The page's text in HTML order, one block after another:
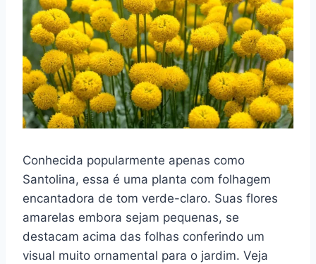
Conhecida popularmente apenas como
Santolina, essa é uma planta com folhagem
encantadora de tom verde-claro. Suas flores
amarelas embora sejam pequenas, se
destacam acima das folhas conferindo um
visual muito ornamental para o jardim. Veja